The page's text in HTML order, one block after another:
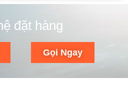
đặt hàng
Gọi Ngay